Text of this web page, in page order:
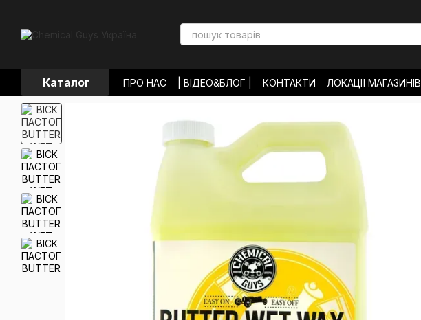
Каталог ПРО НАС | ВІДЕО&БЛОГ | КОНТАКТИ
ЛОКАЦІЇ МАГАЗИНІВ
ОПЛАТА І ДОСТАВКА
ОБМІН ТА ПОВЕРНЕННЯ